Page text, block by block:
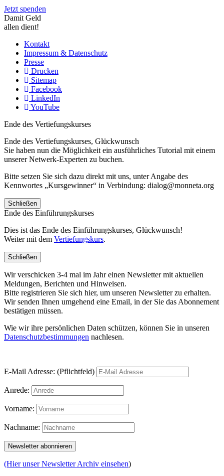
Jetzt spenden
Damit Geld
allen dient!
Kontakt
Impressum & Datenschutz
Presse
Drucken
Sitemap
Facebook
LinkedIn
YouTube
Ende des Vertiefungskurses
Ende des Vertiefungskurses, Glückwunsch
Sie haben nun die Möglichkeit ein ausführliches Tutorial mit einem
unserer Netwerk-Experten zu buchen.
Bitte setzen Sie sich dazu direkt mit uns, unter Angabe des
Kennwortes „Kursgewinner“ in Verbindung: dialog@monneta.org
Schließen
Ende des Einführungskurses
Dies ist das Ende des Einführungskurses, Glückwunsch!
Weiter mit dem Vertiefungskurs.
Schließen
Wir verschicken 3-4 mal im Jahr einen Newsletter mit aktuellen
Meldungen, Berichten und Hinweisen.
Bitte registrieren Sie sich hier, um unseren Newsletter zu erhalten.
Wir senden Ihnen umgehend eine Email, in der Sie das Abonnement
bestätigen müssen.
Wie wir ihre persönlichen Daten schützen, können Sie in unseren
Datenschutzbestimmungen nachlesen.
E-Mail Adresse: (Pflichtfeld)
Anrede:
Vorname:
Nachname:
(Hier unser Newsletter Archiv einsehen)